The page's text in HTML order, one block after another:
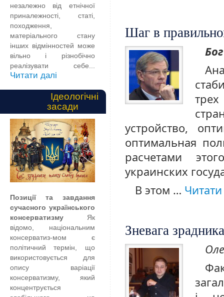
Шаг в
устройство,
оптимальная
расчетами
украинских
В этом …
Зневага зрадника
незалежно від етнічної
приналежності, статі,
походження,
матеріального стану
інших відмінностей може
вільно і різнобічно
реалізувати себе...
Читати далі
Ідеологічні
засади
Позиції та завдання
сучасного українського
консерватизму Як
відомо, національним
консерватиз-мом є
політичний термін, що
використовується для
опису варіації
консерватизму, який
концентрується